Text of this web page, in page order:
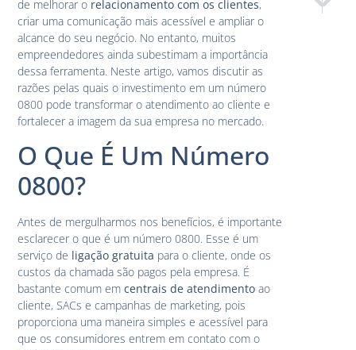
de melhorar o relacionamento com os clientes,
criar uma comunicação mais acessível e ampliar o
alcance do seu negócio. No entanto, muitos
empreendedores ainda subestimam a importância
dessa ferramenta. Neste artigo, vamos discutir as
razões pelas quais o investimento em um número
0800 pode transformar o atendimento ao cliente e
fortalecer a imagem da sua empresa no mercado.
O Que É Um Número
0800?
Antes de mergulharmos nos benefícios, é importante
esclarecer o que é um número 0800. Esse é um
serviço de ligação gratuita para o cliente, onde os
custos da chamada são pagos pela empresa. É
bastante comum emcentrais de atendimento ao
cliente, SACs e campanhas de marketing, pois
proporciona uma maneira simples e acessível para
que os consumidores entrem em contato com o